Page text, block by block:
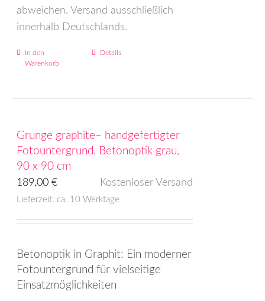
abweichen. Versand ausschließlich
innerhalb Deutschlands.
In den
Warenkorb
Details
Grunge graphite– handgefertigter
Fotountergrund, Betonoptik grau,
90 x 90 cm
189,00€ Kostenloser Versand
Lieferzeit: ca. 10 Werktage
Betonoptik in Graphit: Ein moderner
Fotountergrund für vielseitige
Einsatzmöglichkeiten